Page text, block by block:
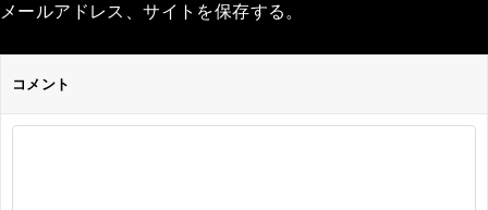
メールアドレス、サイトを保存する。
コメント